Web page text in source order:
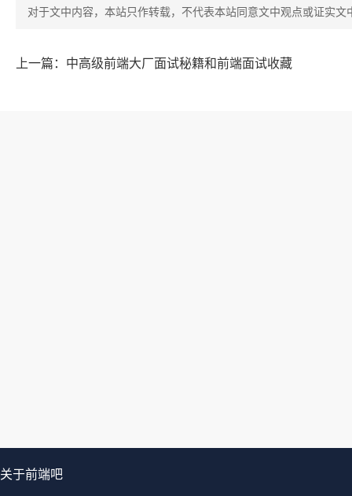
对于文中内容，本站只作转载，不代表本站同意文中观点或证实文
上一篇：中高级前端大厂面试秘籍和前端面试收藏
关于前端吧